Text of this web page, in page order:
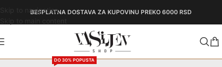
Skip to navigationBESPLATNA DOSTAVA ZA KUPOVINU PREKO 6000 RSD
DO 30% POPUSTA